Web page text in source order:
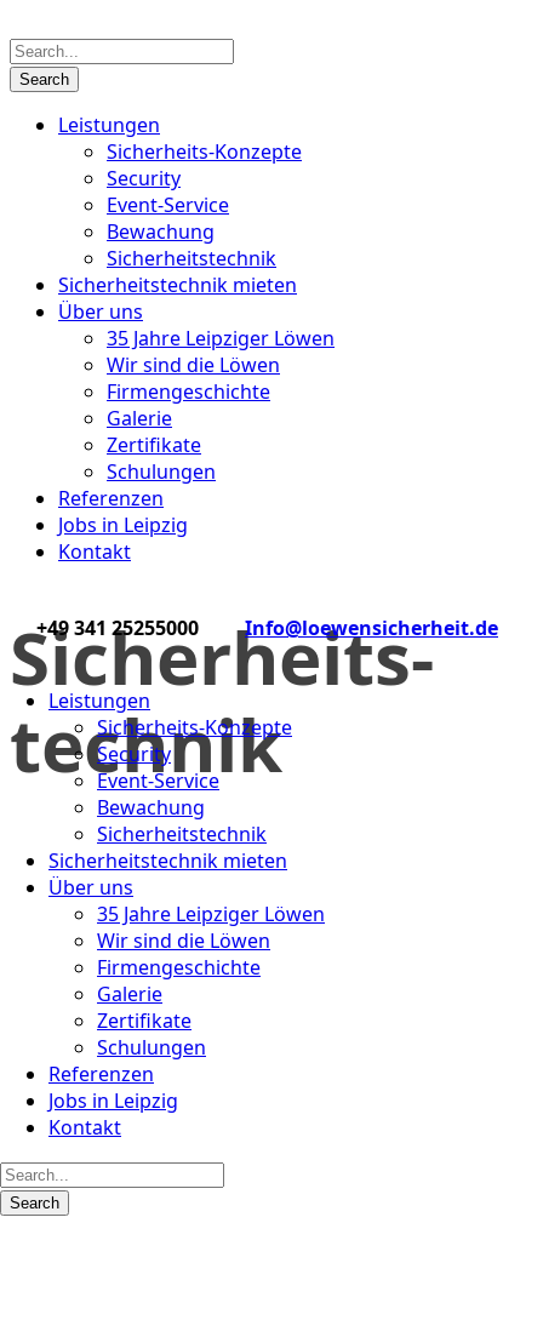
Leistungen
Sicherheits-Konzepte
Security
Event-Service
Bewachung
Sicherheits­technik
Sicherheitstechnik mieten
Über uns
35 Jahre Leipziger Löwen
Wir sind die Löwen
Firmengeschichte
Galerie
Zertifikate
Schulungen
Referenzen
Jobs in Leipzig
Kontakt
+49 341 25255000 Info@loewensicherheit.de
Leistungen
Sicherheits-Konzepte
Security
Event-Service
Bewachung
Sicherheits­technik
Sicherheitstechnik mieten
Über uns
35 Jahre Leipziger Löwen
Wir sind die Löwen
Firmengeschichte
Galerie
Zertifikate
Schulungen
Referenzen
Jobs in Leipzig
Kontakt
Sicherheits­
technik